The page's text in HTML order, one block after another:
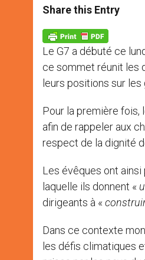
t
s
A
p
p
s
e
n
g
e
r
e
b
o
k
Share this Entry
Le G7 a débuté ce
ce sommet réunit les
leurs positions sur
Pour la première fois,
afin de rappeler aux
respect de la dignité
Les évêques ont
laquelle ils donnent «
dirigeants à «
Dans ce contexte
les défis climatiques